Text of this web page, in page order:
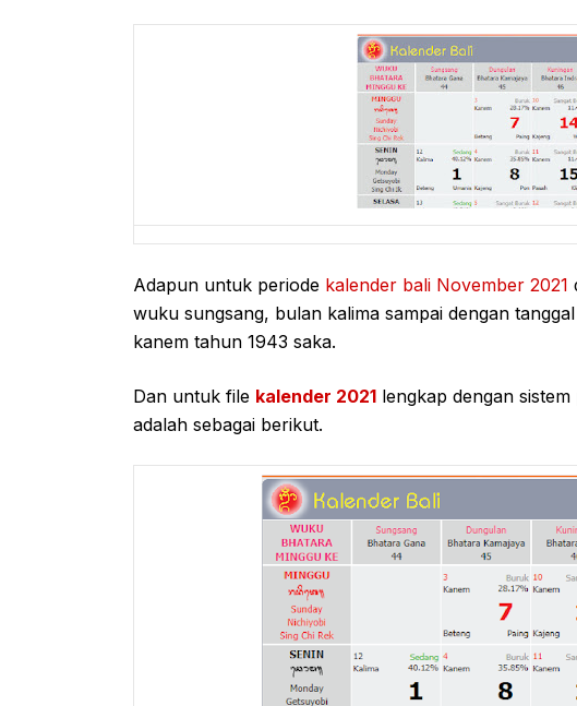
Adapun untuk periode kalender bali November 2021
wuku sungsang, bulan kalima sampai dengan
kanem tahun 1943 saka.
Dan untuk file kalender 2021 lengkap dengan
adalah sebagai berikut.